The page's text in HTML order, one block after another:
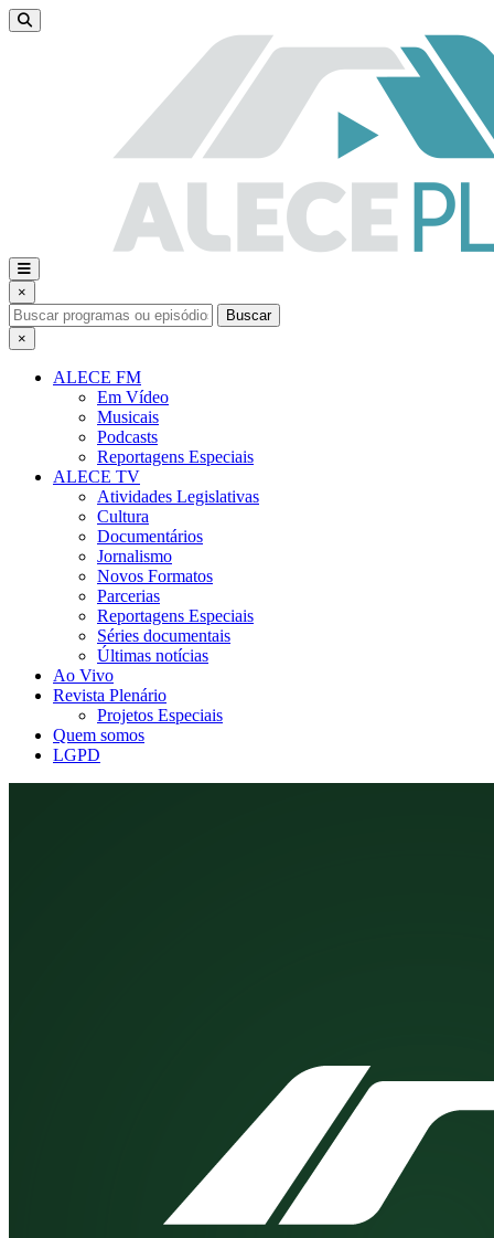
×
Buscar
×
ALECE FM
Em Vídeo
Musicais
Podcasts
Reportagens Especiais
ALECE TV
Atividades Legislativas
Cultura
Documentários
Jornalismo
Novos Formatos
Parcerias
Reportagens Especiais
Séries documentais
Últimas notícias
Ao Vivo
Revista Plenário
Projetos Especiais
Quem somos
LGPD